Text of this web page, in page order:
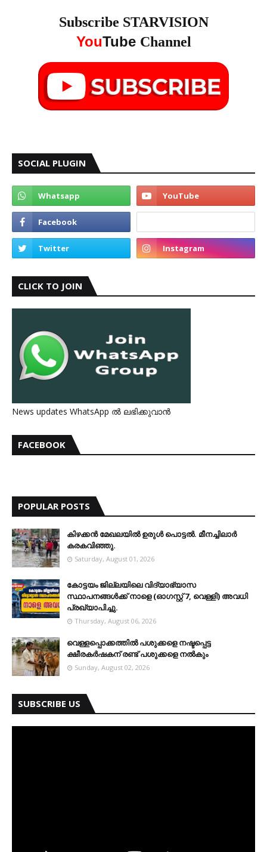
Subscribe STARVISION
YouTube Channel
SOCIAL PLUGIN
CLICK TO JOIN
News updates WhatsApp ൽ ലഭിക്കുവാൻ
FACEBOOK
POPULAR POSTS
കിഴക്കന്‍ മേഖലയില്‍ ഉരുള്‍ പൊട്ടല്‍. മീനച്ചിലാര്‍
കരകവിഞ്ഞു.
Saturday, August 01, 2026
കോട്ടയം ജില്ലയിലെ വിദ്യാഭ്യാസ
സ്ഥാപനങ്ങള്‍ക്ക് നാളെ (ഓഗസ്റ്റ് 7, വെള്ളി) അവധി
പ്രഖ്യാപിച്ചു.
Thursday, August 06, 2026
വെള്ളപ്പൊക്കത്തില്‍ പശുക്കളെ നഷ്ടപ്പെട്ട
ക്ഷീരകര്‍ഷകന് രണ്ട് പശുക്കളെ നല്‍കും
Sunday, August 02, 2026
SUBSCRIBE US